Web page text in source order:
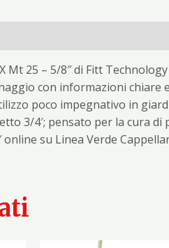
X Mt 25 – 5/8″ di Fitt
con informazioni chiare
poco impegnativo in
3/4′; pensato per la cura
online su Linea Verde